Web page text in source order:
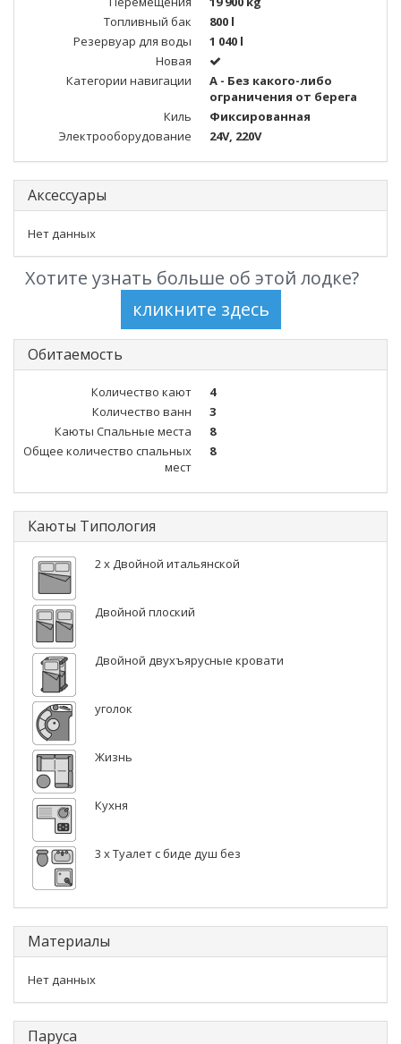
Топливный бак
800 l
Резервуар для воды
1 040 l
Новая
Категории навигации
A - Без какого-либо
ограничения от берега
Киль
Фиксированная
Электрооборудование
24V, 220V
Аксессуары
Нет данных
Хотите узнать больше об этой лодке?
Обитаемость
Количество кают
4
Количество ванн
3
Каюты Спальные места
8
Общее количество спальных
мест
8
Каюты Типология
2 x Двойной итальянской
Двойной плоский
Двойной двухъярусные кровати
уголок
Жизнь
Кухня
3 x Туалет с биде душ без
Материалы
Нет данных
Паруса